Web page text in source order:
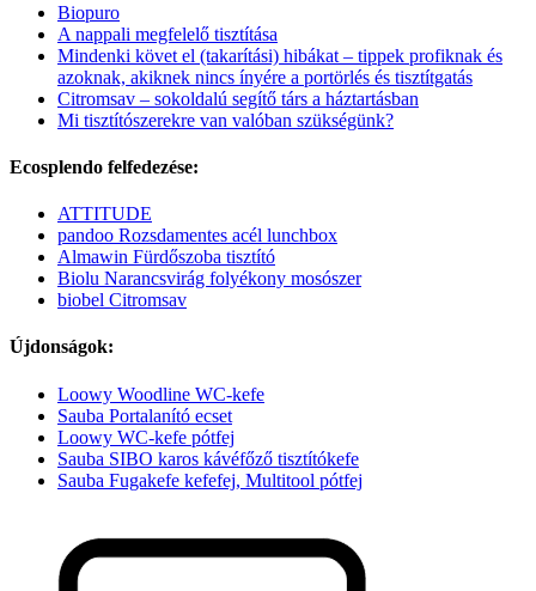
Biopuro
A nappali megfelelő tisztítása
Mindenki követ el (takarítási) hibákat – tippek profiknak és
azoknak, akiknek nincs ínyére a portörlés és tisztítgatás
Citromsav – sokoldalú segítő társ a háztartásban
Mi tisztítószerekre van valóban szükségünk?
Ecosplendo felfedezése:
ATTITUDE
pandoo Rozsdamentes acél lunchbox
Almawin Fürdőszoba tisztító
Biolu Narancsvirág folyékony mosószer
biobel Citromsav
Újdonságok:
Loowy Woodline WC-kefe
Sauba Portalanító ecset
Loowy WC-kefe pótfej
Sauba SIBO karos kávéfőző tisztítókefe
Sauba Fugakefe kefefej, Multitool pótfej